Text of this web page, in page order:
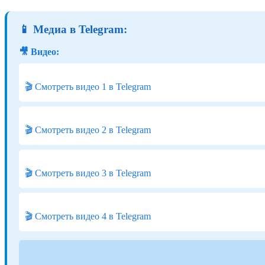
📱 Медиа в Telegram:
🎥 Видео:
🎬 Смотреть видео 1 в Telegram
🎬 Смотреть видео 2 в Telegram
🎬 Смотреть видео 3 в Telegram
🎬 Смотреть видео 4 в Telegram